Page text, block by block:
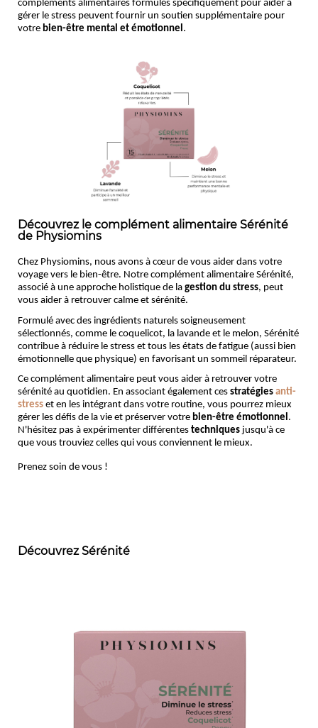
compléments alimentaires formulés spécifiquement pour aider à
gérer le stress peuvent fournir un soutien supplémentaire pour
votre bien-être mental et émotionnel.
Découvrez le complément alimentaire Sérénité
de Physiomins
Chez Physiomins, nous avons à cœur de vous aider dans votre
voyage vers le bien-être. Notre complément alimentaire Sérénité,
associé à une approche holistique de la gestion du stress, peut
vous aider à retrouver calme et sérénité.
Formulé avec des ingrédients naturels soigneusement
sélectionnés, comme le coquelicot, la lavande et le melon, Sérénité
contribue à réduire le stress et tous les états de fatigue (aussi bien
émotionnelle que physique) en favorisant un sommeil réparateur.
Ce complément alimentaire peut vous aider à retrouver votre
sérénité au quotidien. En associant également ces stratégies anti-
stress et en les intégrant dans votre routine, vous pourrez mieux
gérer les défis de la vie et préserver votre bien-être émotionnel.
N'hésitez pas à expérimenter différentes techniques jusqu'à ce
que vous trouviez celles qui vous conviennent le mieux.
Prenez soin de vous !
Découvrez Sérénité